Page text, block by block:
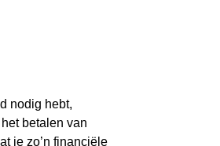
nodig hebt,
betalen van
je zo’n financiële